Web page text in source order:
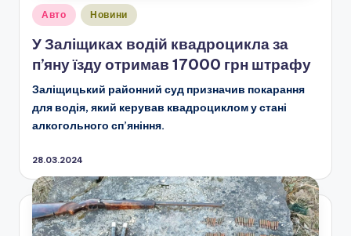
Опубліковано
Авто Новини
У Заліщиках водій квадроцикла за
п’яну їзду отримав 17000 грн штрафу
Заліщицький районний суд призначив покарання
для водія, який керував квадроциклом у стані
алкогольного сп’яніння.
28.03.2024